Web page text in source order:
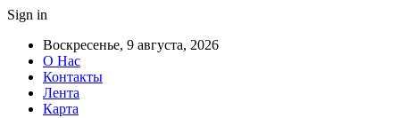
Sign in
Воскресенье, 9 августа, 2026
О Нас
Контакты
Лента
Карта